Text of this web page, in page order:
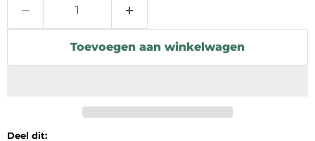
Toevoegen aan winkelwagen
Deel dit: